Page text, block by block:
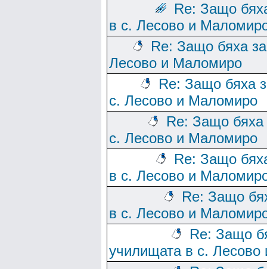
Re: Защо
в с. Лесово и
Re: Защо бяха
Лесово и Маломиро
Re: Защо бяха
с. Лесово и Маломиро
Re: Защо бяха
с. Лесово и Маломиро
Re: Защо
в с. Лесово и
Re: Защо
в с. Лесово и
Re: Защо
училищата в с.